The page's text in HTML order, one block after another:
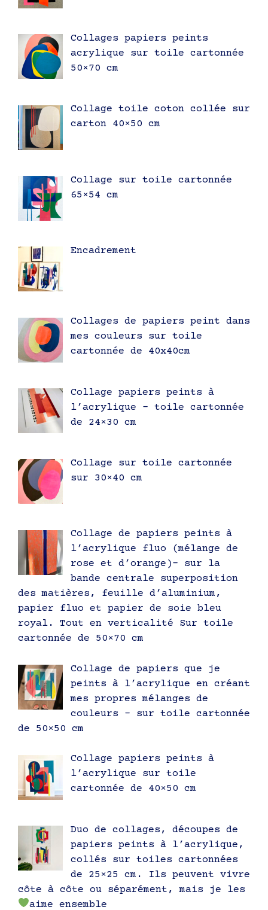
Collages papiers peints
acrylique sur toile cartonnée
50×70 cm
Collage toile coton collée sur
carton 40×50 cm
Collage sur toile cartonnée
65×54 cm
Encadrement
Collages de papiers peint dans
mes couleurs sur toile
cartonnée de 40x40cm
Collage papiers peints à
l’acrylique – toile cartonnée
de 24×30 cm
Collage sur toile cartonnée
sur 30×40 cm
Collage de papiers peints à
l’acrylique fluo (mélange de
rose et d’orange)- sur la
bande centrale superposition
des matières, feuille d’aluminium,
papier fluo et papier de soie bleu
royal. Tout en verticalité Sur toile
cartonnée de 50×70 cm
Collage de papiers que je
peints à l’acrylique en créant
mes propres mélanges de
couleurs – sur toile cartonnée
de 50×50 cm
Collage papiers peints à
l’acrylique sur toile
cartonnée de 40×50 cm
Duo de collages, découpes de
papiers peints à l’acrylique,
collés sur toiles cartonnées
de 25×25 cm. Ils peuvent vivre
côte à côte ou séparément, mais je les
aime ensemble